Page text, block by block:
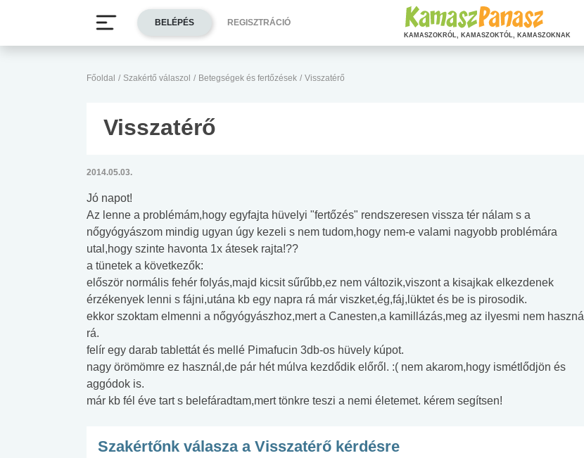
Főoldal / Szakértő válaszol / Betegségek és fertőzések / Visszatérő
Visszatérő
2014.05.03.
Jó napot!
Az lenne a problémám,hogy egyfajta hüvelyi "fertőzés" rendszeresen vissza tér nálam s a
nőgyógyászom mindig ugyan úgy kezeli s nem tudom,hogy nem-e valami nagyobb problémára
utal,hogy szinte havonta 1x átesek rajta!??
a tünetek a következők:
először normális fehér folyás,majd kicsit sűrűbb,ez nem változik,viszont a kisajkak elkezdenek
érzékenyek lenni s fájni,utána kb egy napra rá már viszket,ég,fáj,lüktet és be is pirosodik.
ekkor szoktam elmenni a nőgyógyászhoz,mert a Canesten,a kamillázás,meg az ilyesmi nem használ
rá.
felír egy darab tablettát és mellé Pimafucin 3db-os hüvely kúpot.
nagy örömömre ez használ,de pár hét múlva kezdődik előről. :( nem akarom,hogy ismétlődjön és
aggódok is.
már kb fél éve tart s belefáradtam,mert tönkre teszi a nemi életemet. kérem segítsen!
Szakértőnk válasza a Visszatérő kérdésre
BELÉPÉS REGISZTRÁCIÓ
KAMASZOKRÓL, KAMASZOKTÓL, KAMASZOKNAK